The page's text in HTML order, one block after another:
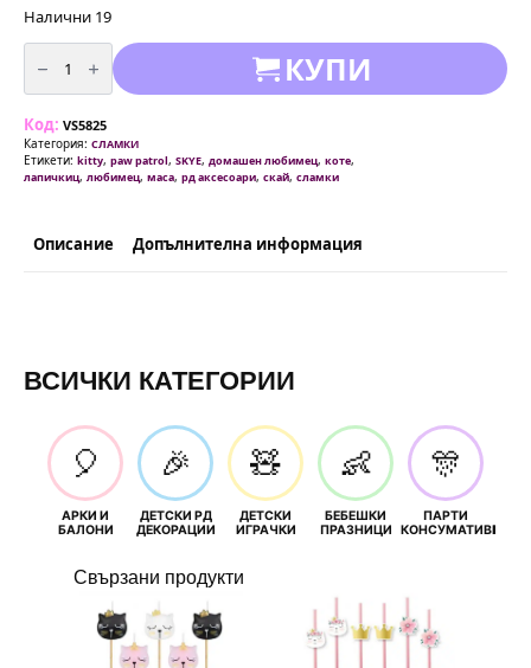
Налични 19
количество
за
Хартиени
сламки
розови
лапички
-
10
броя
КУПИ
Код: VS5825
Категория: СЛАМКИ
Етикети: kitty, paw patrol, SKYE, домашен любимец, коте,
лапичкиц, любимец, маса, рд аксесоари, скай, сламки
Описание Допълнителна информация
ВСИЧКИ КАТЕГОРИИ
🎈
АРКИ И
БАЛОНИ
🎉
ДЕТСКИ РД
ДЕКОРАЦИИ
🧸
ДЕТСКИ
ИГРАЧКИ
👶
БЕБЕШКИ
ПРАЗНИЦИ
🎊
ПАРТИ
КОНСУМАТИВИ
Свързани продукти